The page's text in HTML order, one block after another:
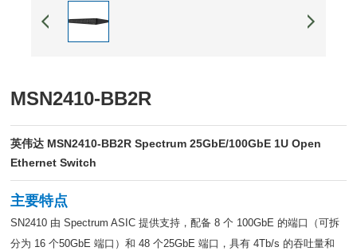
MSN2410-BB2R
英伟达 MSN2410-BB2R Spectrum 25GbE/100GbE 1U Open
Ethernet Switch
主要特点
SN2410 由 Spectrum ASIC 提供支持，配备 8 个 100GbE 的端口（可拆
分为 16 个50GbE 端口）和 48 个25GbE 端口，具有 4Tb/s 的吞吐量和